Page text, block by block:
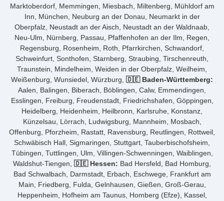
Marktoberdorf, Memmingen, Miesbach, Miltenberg, Mühldorf am
Inn, München, Neuburg an der Donau, Neumarkt in der
Oberpfalz, Neustadt an der Aisch, Neustadt an der Waldnaab,
Neu-Ulm, Nürnberg, Passau, Pfaffenhofen an der Ilm, Regen,
Regensburg, Rosenheim, Roth, Pfarrkirchen, Schwandorf,
Schweinfurt, Sonthofen, Starnberg, Straubing, Tirschenreuth,
Traunstein, Mindelheim, Weiden in der Oberpfalz, Weilheim,
Weißenburg, Wunsiedel, Würzburg, 🇩🇪 Baden-Württemberg:
Aalen, Balingen, Biberach, Böblingen, Calw, Emmendingen,
Esslingen, Freiburg, Freudenstadt, Friedrichshafen, Göppingen,
Heidelberg, Heidenheim, Heilbronn, Karlsruhe, Konstanz,
Künzelsau, Lörrach, Ludwigsburg, Mannheim, Mosbach,
Offenburg, Pforzheim, Rastatt, Ravensburg, Reutlingen, Rottweil,
Schwäbisch Hall, Sigmaringen, Stuttgart, Tauberbischofsheim,
Tübingen, Tuttlingen, Ulm, Villingen-Schwenningen, Waiblingen,
Waldshut-Tiengen, 🇩🇪 Hessen: Bad Hersfeld, Bad Homburg,
Bad Schwalbach, Darmstadt, Erbach, Eschwege, Frankfurt am
Main, Friedberg, Fulda, Gelnhausen, Gießen, Groß-Gerau,
Heppenheim, Hofheim am Taunus, Homberg (Efze), Kassel,